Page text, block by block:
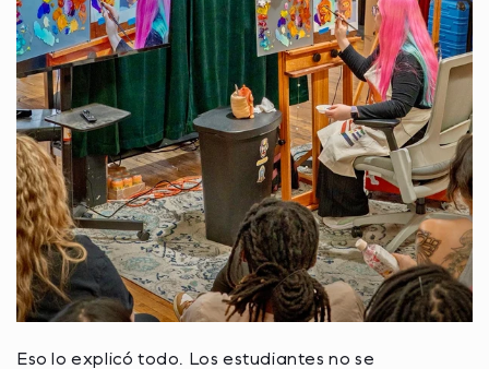
Eso lo explicó todo. Los estudiantes no se